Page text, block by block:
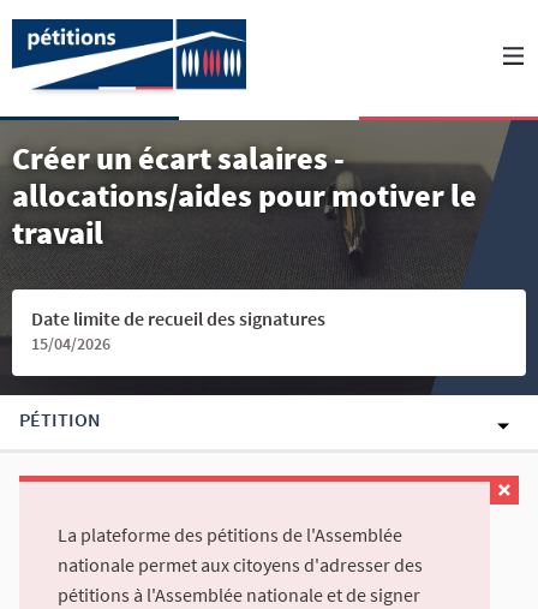
Créer un écart salaires -
allocations/aides pour motiver le
travail
Date limite de recueil des signatures
15/04/2026
PÉTITION
La plateforme des pétitions de l'Assemblée
nationale permet aux citoyens d'adresser des
pétitions à l'Assemblée nationale et de signer